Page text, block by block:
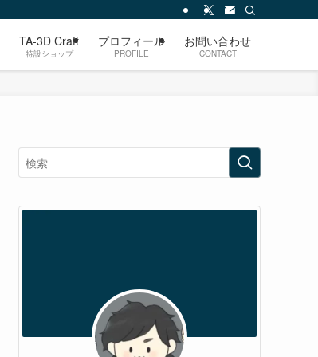
TA-3D Craft
特設ショップ
プロフィール
PROFILE
お問い合わせ
CONTACT